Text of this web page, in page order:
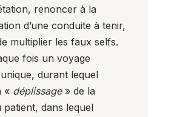
renoncer à la
d’une conduite à tenir,
multiplier les faux selfs.
fois un voyage
durant lequel
« déplissage» de la
dans lequel